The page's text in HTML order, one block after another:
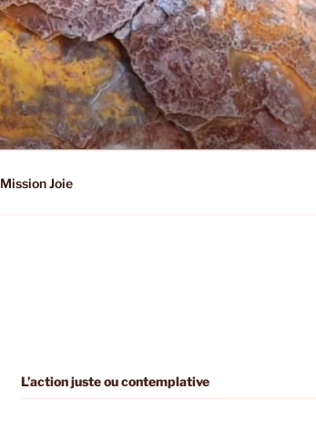
Mission Joie
L’action juste ou contemplative